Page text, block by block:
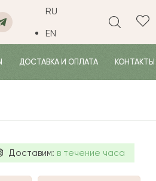
RU
EN
ДОСТАВКА И ОПЛАТА КОНТАКТЫ
Доставим: в течение часа